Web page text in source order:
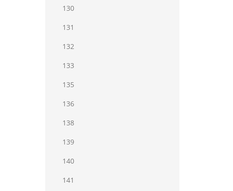
130
131
132
133
135
136
138
139
140
141